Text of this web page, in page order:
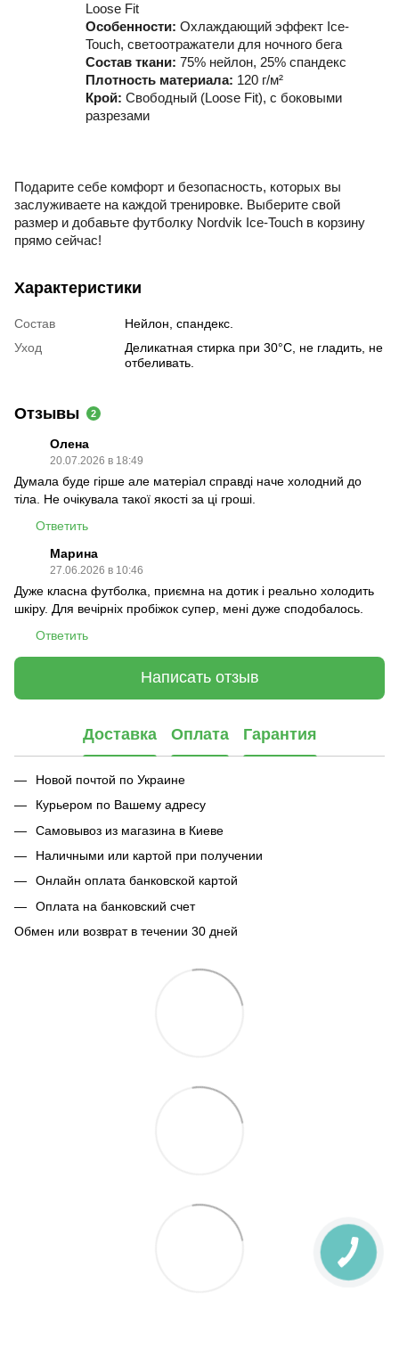
Loose Fit
Особенности: Охлаждающий эффект Ice-
Touch, светоотражатели для ночного бега
Состав ткани: 75% нейлон, 25% спандекс
Плотность материала: 120 г/м²
Крой: Свободный (Loose Fit), с боковыми
разрезами
Подарите себе комфорт и безопасность, которых вы
заслуживаете на каждой тренировке. Выберите свой
размер и добавьте футболку Nordvik Ice-Touch в корзину
прямо сейчас!
Характеристики
Состав
Нейлон, спандекс.
Уход
Деликатная стирка при 30°C, не гладить, не
отбеливать.
Отзывы 2
Олена
20.07.2026 в 18:49
Думала буде гірше але матеріал справді наче холодний до
тіла. Не очікувала такої якості за ці гроші.
Ответить
Марина
27.06.2026 в 10:46
Дуже класна футболка, приємна на дотик і реально холодить
шкіру. Для вечірніх пробіжок супер, мені дуже сподобалось.
Ответить
Написать отзыв
Доставка Оплата Гарантия
Новой почтой по Украине
Курьером по Вашему адресу
Самовывоз из магазина в Киеве
Наличными или картой при получении
Онлайн оплата банковской картой
Оплата на банковский счет
Обмен или возврат в течении 30 дней